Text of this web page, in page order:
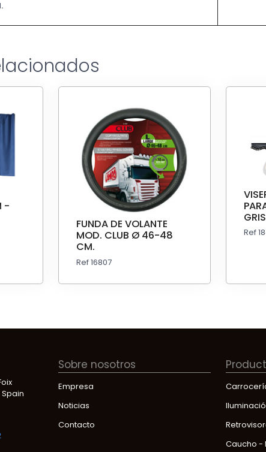
-
FUNDA DE VOLANTE
MOD. CLUB Ø 46-48
CM.
Ref 16807
GRIS
Ref
Sobre nosotros
Empresa
Noticias
Contacto
Caucho -